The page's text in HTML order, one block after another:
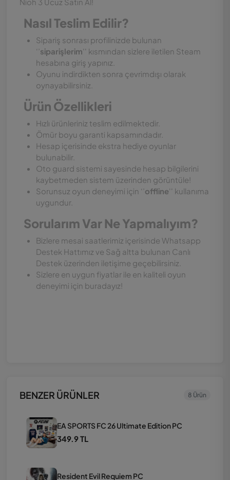
Nasıl Teslim Edilir?
Sipariş sonrası profilinizde bulunan
‘’siparişlerim'' kısmından sizlere iletilen Steam
hesabına giriş yapınız.
Oyunu indirdikten sonra çevrimdışı olarak
oynayabilirsiniz.
Ürün Özellikleri
Hızlı ürünleriniz teslim edilmektedir.
Ömür boyu garanti kapsamındadır.
Hesap içerisinde ekstra hediye oyunlar
bulunabilir.
Oto guard sistemi sayesinde hesap bilgilerini
kaybetmeden sistem üzerinden görüntüle!
Sorunsuz oyun deneyimi için ‘’offline'' kullanıma
uygundur.
Sorularım Var Ne Yapmalıyım?
Bizlere mesai saatlerimiz içerisinde Whatsapp
Destek Hattımız ve Sağ altta bulunan Canlı
Destek üzerinden iletişime geçebilirsiniz.
Sizlere en uygun fiyatlar ile en kaliteli oyun
deneyimi için buradayız!
BENZER ÜRÜNLER 8 Ürün
EA SPORTS FC 26 Ultimate Edition PC
349.9 TL
Resident Evil Requiem PC